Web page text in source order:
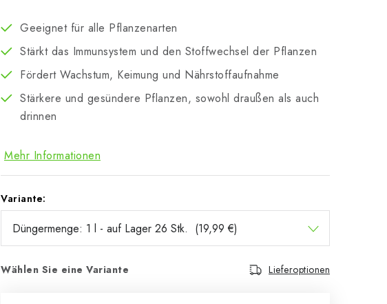
Geeignet für alle Pflanzenarten
Stärkt das Immunsystem und den Stoffwechsel der Pflanzen
Fördert Wachstum, Keimung und Nährstoffaufnahme
Stärkere und gesündere Pflanzen, sowohl draußen als auch
drinnen
Mehr Informationen
Variante:
Wählen Sie eine Variante Lieferoptionen